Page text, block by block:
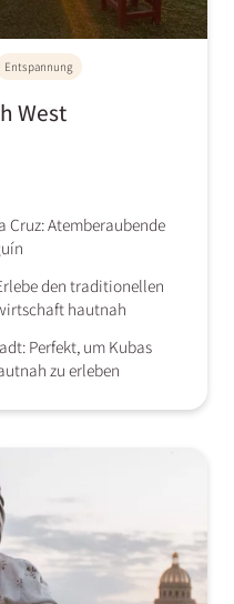
Entspannung
West
Cruz: Atemberaubende
den traditionellen
hautnah
Perfekt, um Kubas
zu erleben